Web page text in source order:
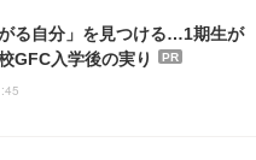
がる自分」を見つける…1期生が
GFC入学後の実り
PR